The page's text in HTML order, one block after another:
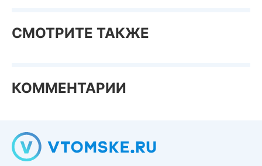
СМОТРИТЕ ТАКЖЕ
КОММЕНТАРИИ